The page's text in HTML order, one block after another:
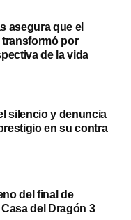
asegura que el
por
de la vida
silencio y denuncia
en su contra
del final de
del Dragón 3